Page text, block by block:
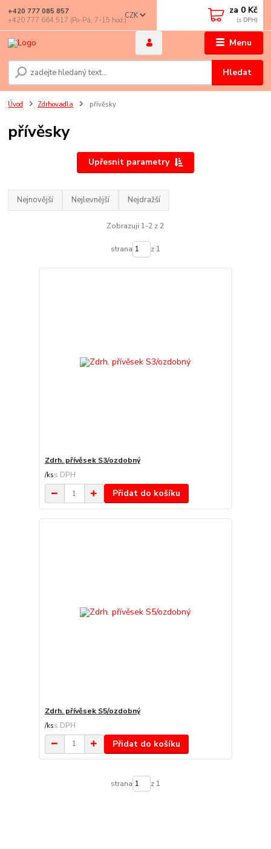
Menu
CZK
Hledat
+420 777 085 857
+420 777 664 517 (Po-Pá, 7-15 hod.)
za 0 Kč
Úvod Zdrhovadla přívěsky
přívěsky
Upřesnit parametry
Nejnovější Nejlevnější Nejdražší
Zobrazuji 1-2 z 2
strana z 1
Zdrh. přívěsek S3/ozdobný
/ks
Přidat do košíku
Zdrh. přívěsek S5/ozdobný
/ks
Přidat do košíku
strana z 1